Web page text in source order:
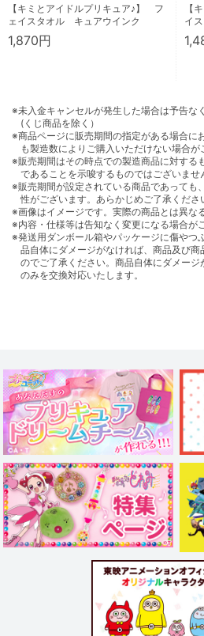
【キミとアイドルプリキュア♪】 フ
ェイスタオル キュアウインク
1,870円
【
イ
※未入金キャンセルが発生した場合は予告な
(くじ商品を除く）
※商品ページに販売期間の指定がある場合に
も製造数によりご購入いただけない場合が
※販売期間はその時点での製造商品に対する
であることを示唆するものではございませ
※販売期間が設定されている商品であっても
性がございます。あらかじめご了承くださ
※画像はイメージです。実際の商品とは異な
※内容・仕様等は告知なく変更になる場合が
※発送用ダンボール箱やパッケージに傷やつ
品自体にダメージがなければ、商品及び
のでご了承ください。商品自体にダメー
のみを交換対応いたします。